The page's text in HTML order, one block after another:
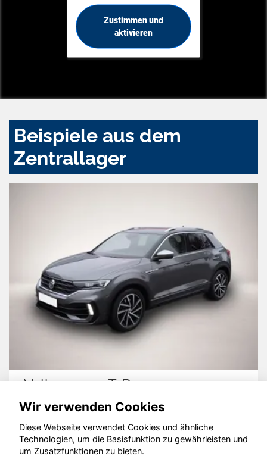
Zustimmen und
aktivieren
Beispiele aus dem
Zentrallager
Volkswagen T-Roc
© konjunkturmotor.de GmbH 2020 - 2026
Wir verwenden Cookies
Diese Webseite verwendet Cookies und ähnliche
Technologien, um die Basisfunktion zu gewährleisten und
um Zusatzfunktionen zu bieten.